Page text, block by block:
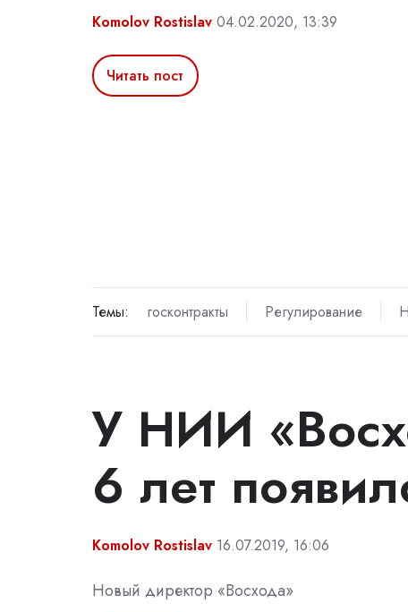
Komolov Rostislav 04.02.2020, 13:39
Читать пост
Темы: госконтракты Регулирование
У НИИ
6 лет
Komolov Rostislav 16.07.2019, 16:06
Новый директор «Восхода»